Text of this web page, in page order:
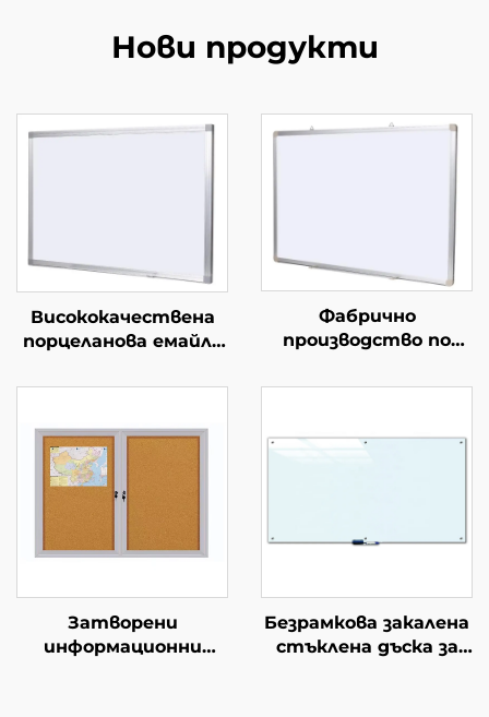
Нови продукти
Висококачествена
порцеланова емайла
съдържание с маркер
магнитна P3
керамична
стоманена дъска за
маркер
Фабрично
производство по
Стандартна за
стена с магнитен
Затворени
информационни
Безрамкова закалена
стъклена дъска за